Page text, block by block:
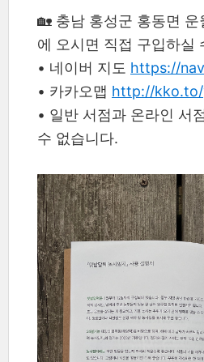
🏡 충남 홍성군 홍동면 운
에 오시면 직접 구입하실
• 네이버 지도 https://
• 카카오맵 http://kko.to/
• 일반 서점과 온라인 서
수 없습니다.